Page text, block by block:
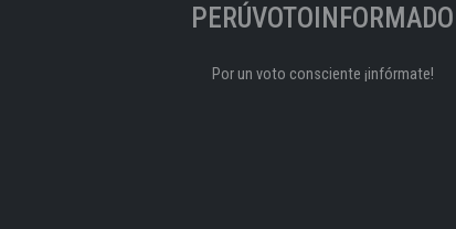
PERÚVOTOINFORMADO
Por un voto consciente ¡infórmate!